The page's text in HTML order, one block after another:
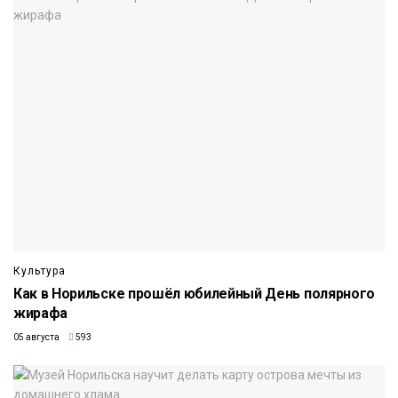
Культура
Как в Норильске прошёл юбилейный День полярного
жирафа
05 августа 593